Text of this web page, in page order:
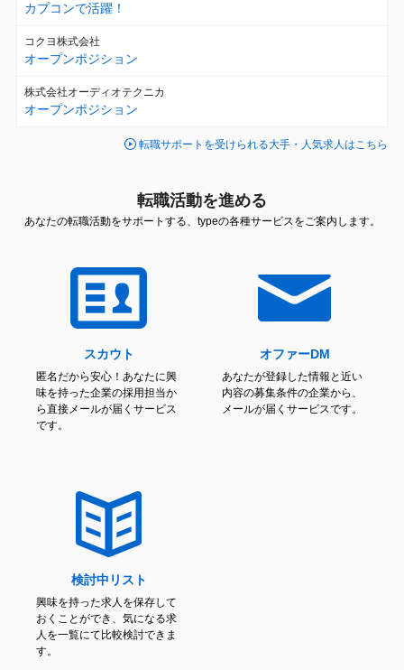
カプコンで活躍！
コクヨ株式会社
オープンポジション
株式会社オーディオテクニカ
オープンポジション
転職サポートを受けられる大手・人気求人はこちら
転職活動を進める
あなたの転職活動をサポートする、typeの各種サービスをご案内します。
スカウト
匿名だから安心！あなたに興
味を持った企業の採用担当か
ら直接メールが届くサービス
です。
オファーDM
あなたが登録した情報と近い
内容の募集条件の企業から、
メールが届くサービスです。
検討中リスト
興味を持った求人を保存して
おくことができ、気になる求
人を一覧にて比較検討できま
す。